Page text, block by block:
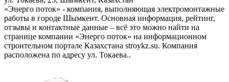
«Энерго поток» - компания, выполняющая электромонтажные
работы в городе Шымкент. Основная информация, рейтинг,
отзывы и контактные данные – всё это можно найти на
странице компании «Энерго поток» на информационном
строительном портале Казахстана stroykz.su. Компания
расположена по адресу ул. Токаева..